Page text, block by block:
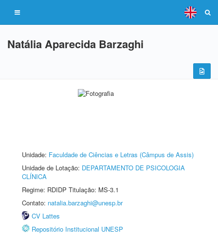
Natália Aparecida Barzaghi
Unidade: Faculdade de Ciências e Letras (Câmpus de Assis)
Unidade de Lotação: DEPARTAMENTO DE PSICOLOGIA
CLÍNICA
Regime: RDIDP Titulação: MS-3.1
Contato: natalia.barzaghi@unesp.br
CV Lattes
Repositório Institucional UNESP